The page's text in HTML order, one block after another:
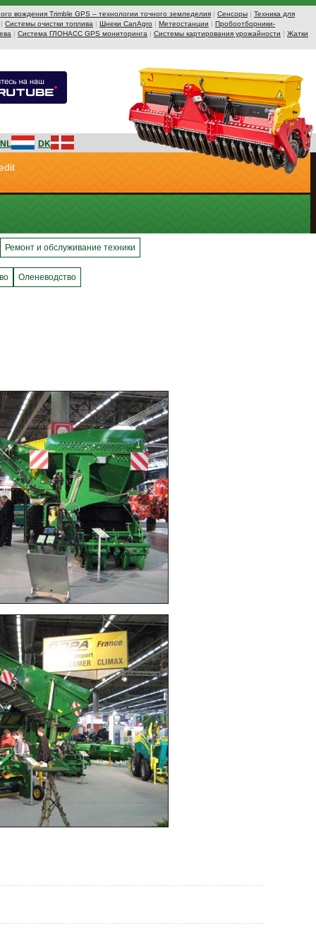
вождения Trimble GPS – технологии точного земледелия | Сенсоры | Техника для
| Системы очистки топлива | Шнеки CanAgro | Метеостанции | Пробоотборники-
| Система ГЛОНАСС GPS мониторинга | Системы картирования урожайности | Жатки
NL DK
Ремонт и обслуживание техники
Оленеводство